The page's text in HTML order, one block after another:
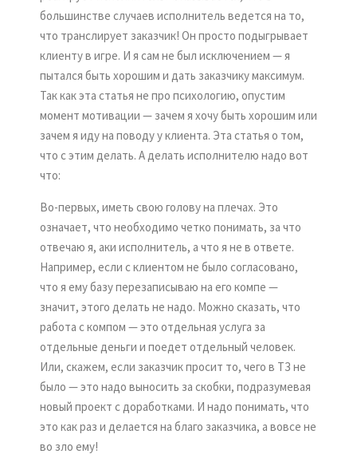
большинстве случаев исполнитель ведется на то,
что транслирует заказчик! Он просто подыгрывает
клиенту в игре. И я сам не был исключением — я
пытался быть хорошим и дать заказчику максимум.
Так как эта статья не про психологию, опустим
момент мотивации — зачем я хочу быть хорошим или
зачем я иду на поводу у клиента. Эта статья о том,
что с этим делать. А делать исполнителю надо вот
что:
Во-первых, иметь свою голову на плечах. Это
означает, что необходимо четко понимать, за что
отвечаю я, аки исполнитель, а что я не в ответе.
Например, если с клиентом не было согласовано,
что я ему базу перезаписываю на его компе —
значит, этого делать не надо. Можно сказать, что
работа с компом — это отдельная услуга за
отдельные деньги и поедет отдельный человек.
Или, скажем, если заказчик просит то, чего в ТЗ не
было — это надо выносить за скобки, подразумевая
новый проект с доработками. И надо понимать, что
это как раз и делается на благо заказчика, а вовсе не
во зло ему!